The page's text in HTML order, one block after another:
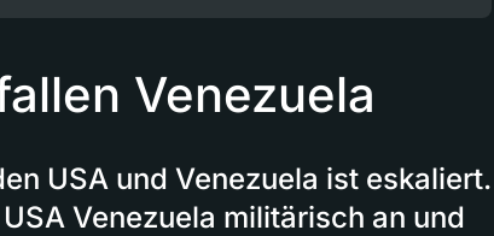
Venezuela
USA und Venezuela ist eskaliert.
Venezuela militärisch an und